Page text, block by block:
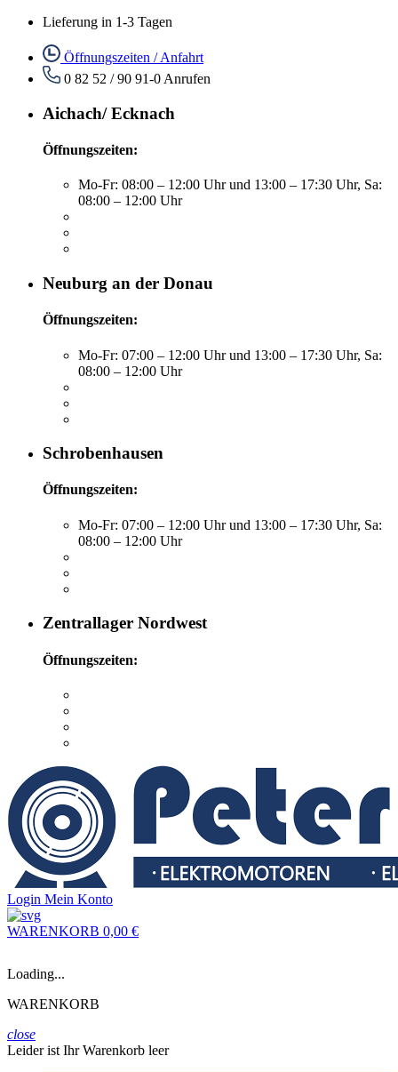
Lieferung in 1-3 Tagen
Öffnungszeiten / Anfahrt
0 82 52 / 90 91-0 Anrufen
Aichach/ Ecknach
Öffnungszeiten:
Mo-Fr: 08:00 – 12:00 Uhr und 13:00 – 17:30 Uhr, Sa:
08:00 – 12:00 Uhr
Neuburg an der Donau
Öffnungszeiten:
Mo-Fr: 07:00 – 12:00 Uhr und 13:00 – 17:30 Uhr, Sa:
08:00 – 12:00 Uhr
Schrobenhausen
Öffnungszeiten:
Mo-Fr: 07:00 – 12:00 Uhr und 13:00 – 17:30 Uhr, Sa:
08:00 – 12:00 Uhr
Zentrallager Nordwest
Öffnungszeiten:
Login Mein Konto
WARENKORB 0,00 €
Loading...
WARENKORB
close
Leider ist Ihr Warenkorb leer